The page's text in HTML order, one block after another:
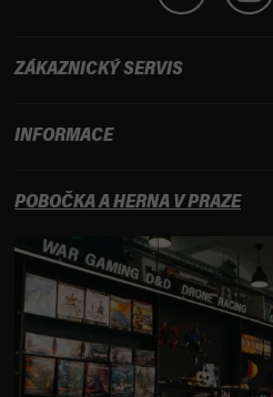
ZÁKAZNICKÝ SERVIS
INFORMACE
POBOČKA A HERNA V PRAZE